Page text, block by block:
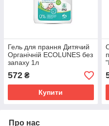
Гель для прання Дитячий
Органічній ECOLUNES без
запаху 1л
572 ₴
Купити
Про нас